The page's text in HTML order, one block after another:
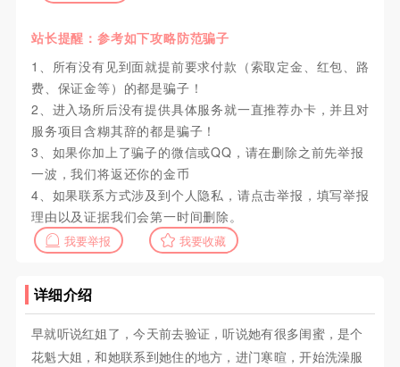
站长提醒：参考如下攻略防范骗子
1、所有没有见到面就提前要求付款（索取定金、红包、路
费、保证金等）的都是骗子！
2、进入场所后没有提供具体服务就一直推荐办卡，并且对
服务项目含糊其辞的都是骗子！
3、如果你加上了骗子的微信或QQ，请在删除之前先举报
一波，我们将返还你的金币
4、如果联系方式涉及到个人隐私，请点击举报，填写举报
理由以及证据我们会第一时间删除。
我要举报 我要收藏
详细介绍
早就听说红姐了，今天前去验证，听说她有很多闺蜜，是个
花魁大姐，和她联系到她住的地方，进门寒暄，开始洗澡服